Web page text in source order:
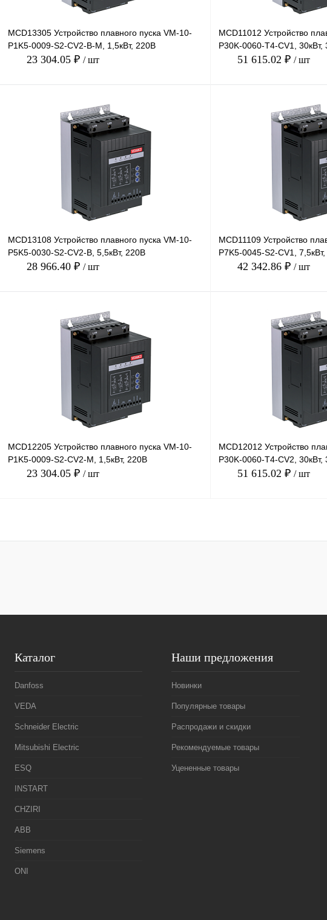
MCD13305 Устройство плавного пуска VM-10-
P1K5-0009-S2-CV2-B-M, 1,5кВт, 220В
23 304.05 ₽ / шт
Сравнение
Под заказ
MCD11012 Устройство
P30K-0060-T4-CV1, 30кВт,
51 615.02 ₽ / шт
MCD13108 Устройство плавного пуска VM-10-
P5K5-0030-S2-CV2-B, 5,5кВт, 220В
28 966.40 ₽ / шт
Сравнение
Под заказ
MCD11109 Устройство
P7K5-0045-S2-CV1,
42 342.86 ₽ / шт
MCD12205 Устройство плавного пуска VM-10-
P1K5-0009-S2-CV2-M, 1,5кВт, 220В
23 304.05 ₽ / шт
MCD12012 Устройство
P30K-0060-T4-CV2, 30кВт,
51 615.02 ₽ / шт
Каталог
Danfoss
VEDA
Schneider Electric
Mitsubishi Electric
ESQ
INSTART
CHZIRI
ABB
Siemens
ONI
Наши предложения
Новинки
Популярные товары
Распродажи и скидки
Рекомендуемые товары
Уцененные товары